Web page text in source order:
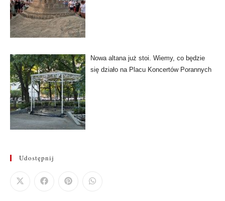
Nowa altana już stoi. Wiemy, co będzie
się działo na Placu Koncertów Porannych
Udostępnij